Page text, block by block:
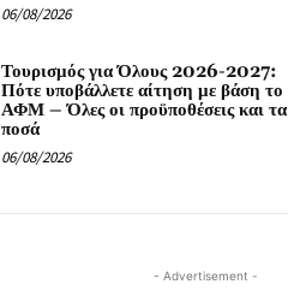
06/08/2026
Τουρισμός για Όλους 2026-2027:
Πότε υποβάλλετε αίτηση με βάση το
ΑΦΜ – Όλες οι προϋποθέσεις και τα
ποσά
06/08/2026
- Advertisement -